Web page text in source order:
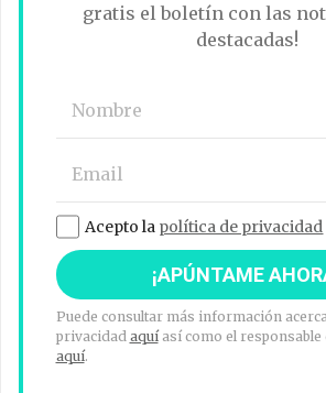
gratis el boletín con las
destacadas!
Acepto la política de privacidad
Puede consultar más información
privacidad aquíasí como el responsable
aquí.